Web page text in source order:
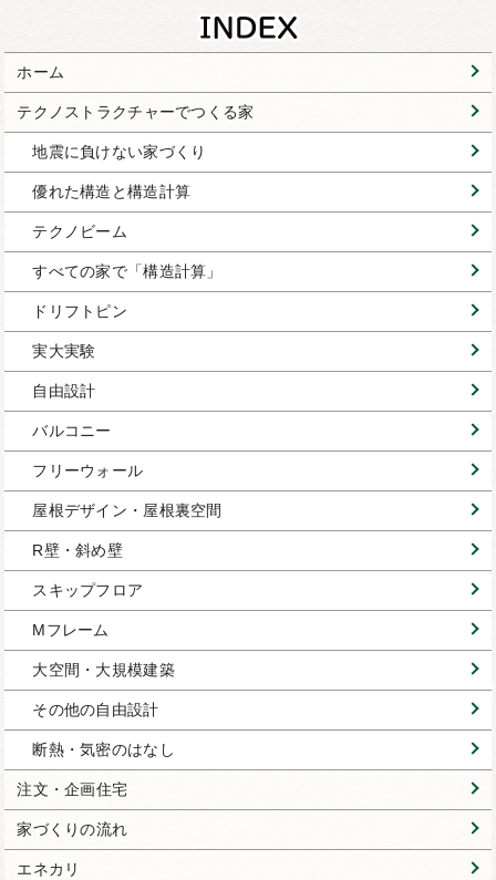
ホーム
テクノストラクチャーでつくる家
地震に負けない家づくり
優れた構造と構造計算
テクノビーム
すべての家で「構造計算」
ドリフトピン
実大実験
自由設計
バルコニー
フリーウォール
屋根デザイン・屋根裏空間
R壁・斜め壁
スキップフロア
Mフレーム
大空間・大規模建築
その他の自由設計
断熱・気密のはなし
注文・企画住宅
家づくりの流れ
エネカリ